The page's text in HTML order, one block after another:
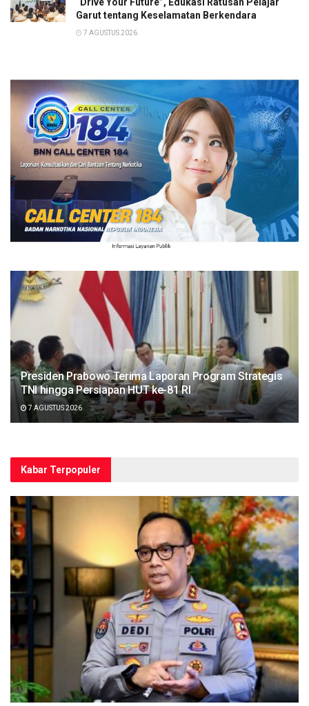
Garut tentang Keselamatan Berkendara
7 AGUSTUS 2026
Presiden Prabowo Terima Laporan Program Strategis
TNI hingga Persiapan HUT ke-81 RI
7 AGUSTUS 2026
Kabar Terpopuler